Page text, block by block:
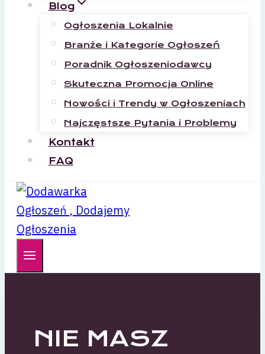
Blog
Ogłoszenia Lokalnie
Branże i Kategorie Ogłoszeń
Poradnik Ogłoszeniodawcy
Skuteczna Promocja Online
Nowości i Trendy w Ogłoszeniach
Najczęstsze Pytania i Problemy
Kontakt
FAQ
NIE MASZ